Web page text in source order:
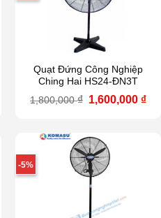
₫.
Quạt Đứng Công Nghiệp
Ching Hai HS24-ĐN3T
1,800,000₫ Giá
1,600,000 ₫
-5%